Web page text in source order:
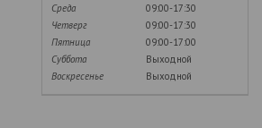
Среда
09:00-17:30
Четверг
09:00-17:30
Пятница
09:00-17:00
Суббота
Выходной
Воскресенье
Выходной